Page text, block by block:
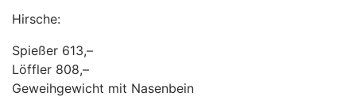
Hirsche:
Spießer 613,–
Löffler 808,–
Geweihgewicht mit Nasenbein